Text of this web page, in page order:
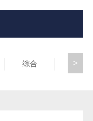
综合 昆滇
>